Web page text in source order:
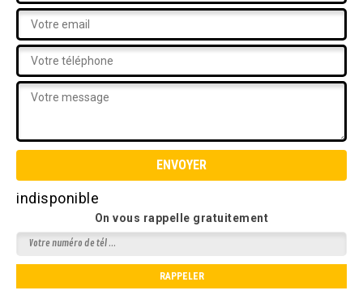
indisponible
On vous rappelle gratuitement